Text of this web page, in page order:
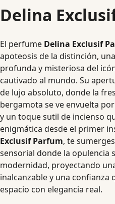
Delina
El perfume Delina Exclusif
apoteosis de la distinción,
profunda y misteriosa del
cautivado al mundo. Su
de lujo absoluto, donde la
bergamota se ve envuelta
y un toque sutil de incienso
enigmática desde el primer
Exclusif Parfum, te
sensorial donde la opulencia
modernidad, proyectando
inalcanzable y una confianza
espacio con elegancia real.